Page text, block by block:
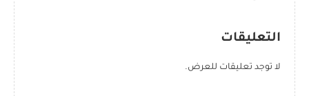
التعليقات
لا توجد تعليقات للعرض.